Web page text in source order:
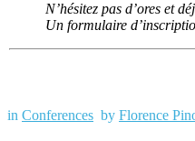
N’hésitez pas d’ores et
Un formulaire
in Conferences by Florence